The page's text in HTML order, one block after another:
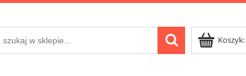
Koszyk: